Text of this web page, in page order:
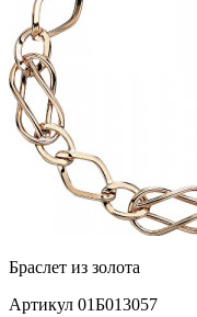
Браслет из золота
Артикул 01Б013057